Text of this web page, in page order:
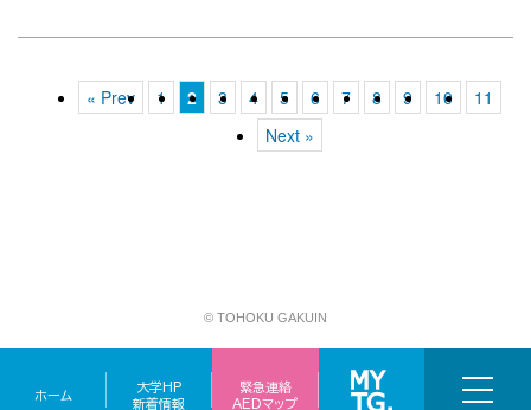
ホーム
大学HP
新着情報
緊急連絡
AEDマップ
« Prev 1 2 3 4 5 6 7 8 9 10
11
Next »
© TOHOKU GAKUIN